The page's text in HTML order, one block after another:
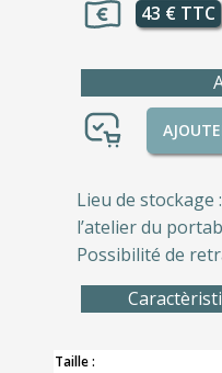
43 € TTC
Lieu de stockage :
l’atelier du
Possibilité de
Taille :